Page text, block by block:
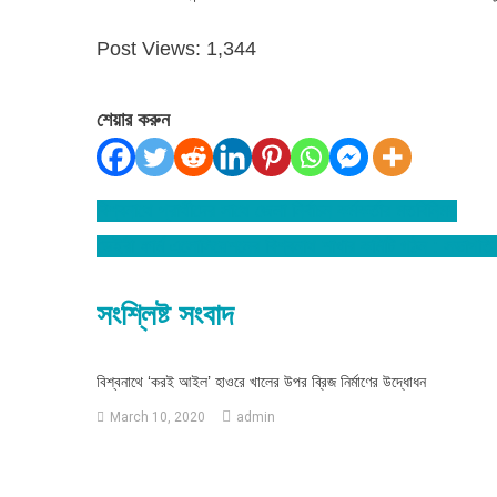
Post Views: 1,344
শেয়ার করুন
Post
সংশ্লিষ্ট সংবাদ
বিশ্বনাথে ‘করই আইল’ হাওরে খালের উপর ব্রিজ নির্মাণের উদ্ধোধন
March 10, 2020 admin